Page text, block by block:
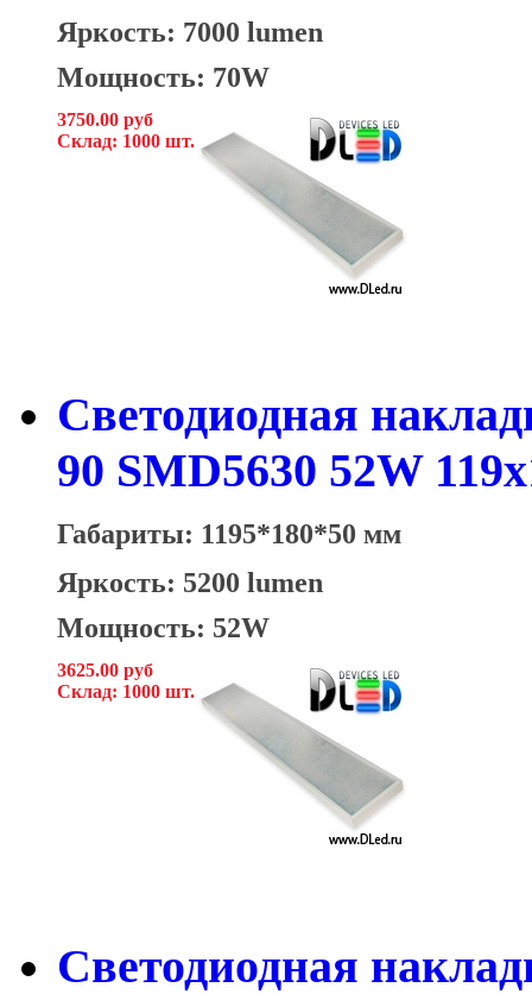
Яркость: 7000 lumen
Мощность: 70W
3750.00 руб
Склад: 1000 шт.
Светодиодная
90 SMD5630 52W
Габариты: 1195*180*50 мм
Яркость: 5200 lumen
Мощность: 52W
3625.00 руб
Склад: 1000 шт.
Светодиодная